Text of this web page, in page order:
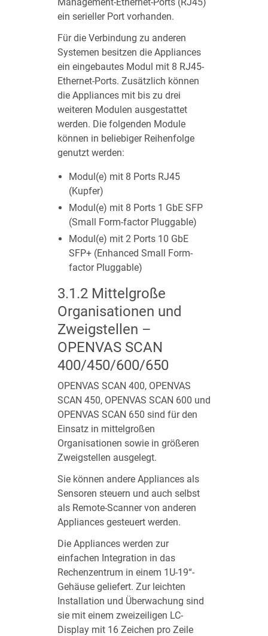
ein serieller Port vorhanden.
Für die Verbindung zu anderen
Systemen besitzen die Appliances
ein eingebautes Modul mit 8 RJ45-
Ethernet-Ports. Zusätzlich können
die Appliances mit bis zu drei
weiteren Modulen ausgestattet
werden. Die folgenden Module
können in beliebiger Reihenfolge
genutzt werden:
Modul(e) mit 8 Ports RJ45
(Kupfer)
Modul(e) mit 8 Ports 1 GbE SFP
(Small Form-factor Pluggable)
Modul(e) mit 2 Ports 10 GbE
SFP+ (Enhanced Small Form-
factor Pluggable)
3.1.2 Mittelgroße
Organisationen und
Zweigstellen –
OPENVAS SCAN
400/450/600/650
OPENVAS SCAN 400, OPENVAS
SCAN 450, OPENVAS SCAN 600 und
OPENVAS SCAN 650 sind für den
Einsatz in mittelgroßen
Organisationen sowie in größeren
Zweigstellen ausgelegt.
Sie können andere Appliances als
Sensoren steuern und auch selbst
als Remote-Scanner von anderen
Appliances gesteuert werden.
Die Appliances werden zur
einfachen Integration in das
Rechenzentrum in einem 1U-19“-
Gehäuse geliefert. Zur leichten
Installation und Überwachung sind
sie mit einem zweizeiligen LC-
Display mit 16 Zeichen pro Zeile